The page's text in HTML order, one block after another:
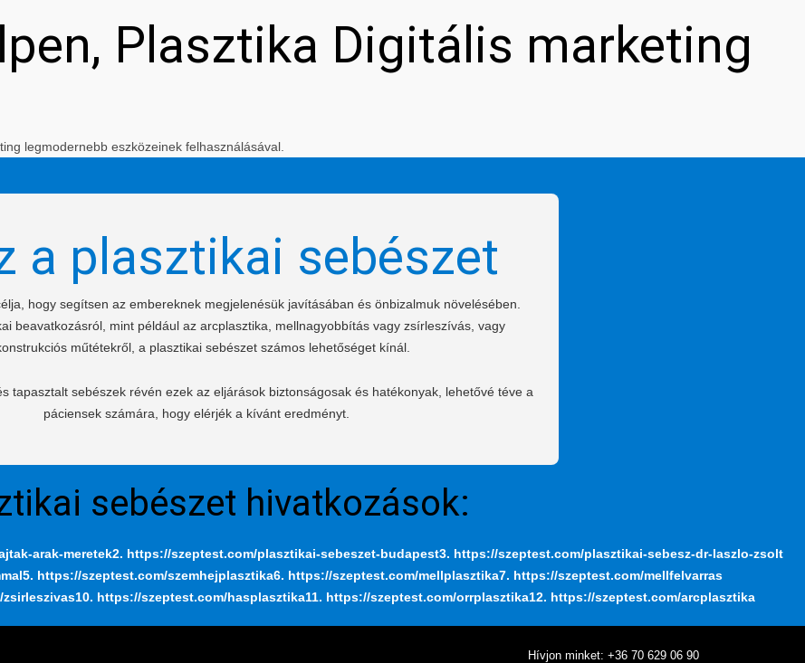
Plasztika Digitális marketing
legmodernebb eszközeinek felhasználásával.
a plasztikai sebészet
hogy segítsen az embereknek megjelenésük javításában és önbizalmuk növelésében.
beavatkozásról, mint például az arcplasztika, mellnagyobbítás vagy zsírleszívás, vagy
műtétekről, a plasztikai sebészet számos lehetőséget kínál.
tapasztalt sebészek révén ezek az eljárások biztonságosak és hatékonyak, lehetővé téve a
páciensek számára, hogy elérjék a kívánt eredményt.
sebészet hivatkozások:
arak-meretek2. https://szeptest.com/plasztikai-sebeszet-budapest3. https://szeptest.com/plasztikai-sebesz-dr-laszlo-zsolt
5. https://szeptest.com/szemhejplasztika6. https://szeptest.com/mellplasztika7. https://szeptest.com/mellfelvarras
10. https://szeptest.com/hasplasztika11. https://szeptest.com/orrplasztika12. https://szeptest.com/arcplasztika
Hívjon minket: +36 70 629 06 90